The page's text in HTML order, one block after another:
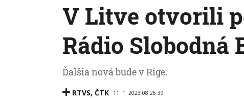
V Litve otvorili
Rádio Slobodná
Ďalšia nová bude v Rige.
RTVS, ČTK 11. 1. 2023 08:26:39